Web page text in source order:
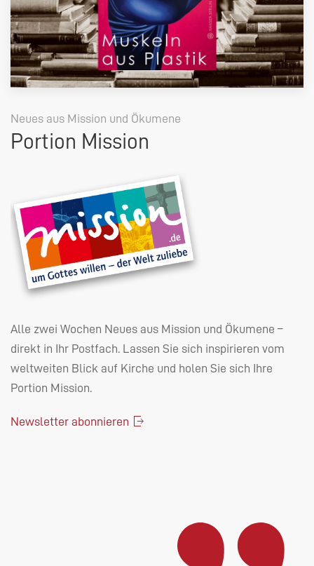
Neues aus Mission und Ökumene
Portion Mission
Alle zwei Wochen Neues aus Mission und Ökumene –
direkt in Ihr Postfach. Lassen Sie sich inspirieren vom
weltweiten Blick auf Kirche und holen Sie sich Ihre
Portion Mission.
Newsletter abonnieren